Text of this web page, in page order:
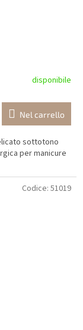
disponibile
Nel carrello
sottotono
per manicure
Codice: 51019